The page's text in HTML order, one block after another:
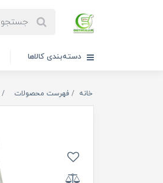
دسته‌بندی کالاها
خانه فهرست محصولات